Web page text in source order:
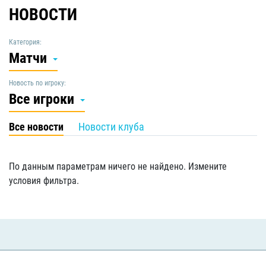
НОВОСТИ
Категория:
Матчи
Новость по игроку:
Все игроки
Все новости Новости клуба
По данным параметрам ничего не найдено. Измените
условия фильтра.